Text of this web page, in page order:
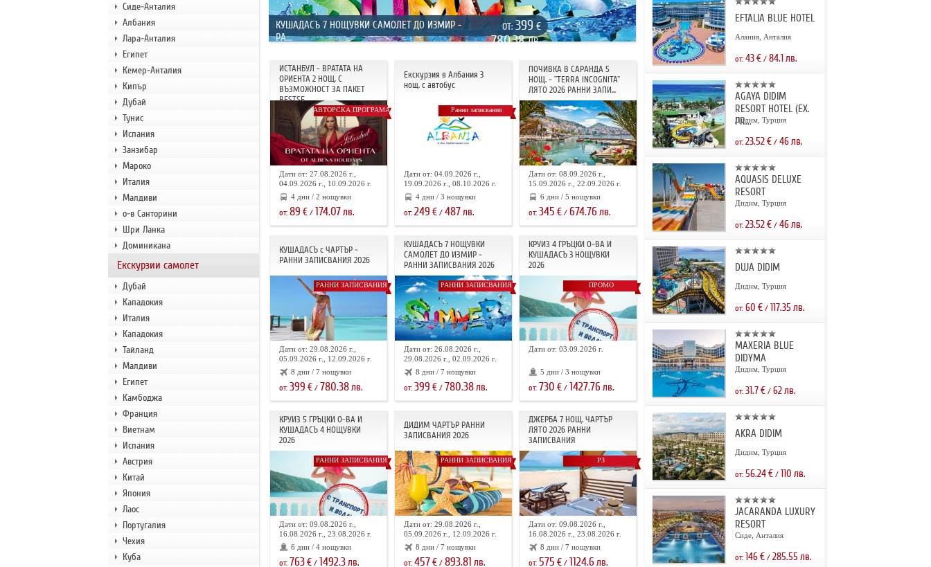
Сиде-Анталия
Албания
Лара-Анталия
Египет
Кемер-Анталия
Кипър
Дубай
Тунис
Испания
Занзибар
Мароко
Италия
Малдиви
о-в Санторини
Шри Ланка
Доминикана
Екскурзии самолет
Дубай
Кападокия
Италия
Кападокия
Тайланд
Малдиви
Египет
Камбоджа
Франция
Виетнам
Испания
Австрия
Китай
Япония
Лаос
Португалия
Чехия
Куба
КУШАДАСЪ 7 НОЩУВКИ САМОЛЕТ ДО ИЗМИР -
РА...
ОТ: 399 €
780.38 ЛВ.
ИСТАНБУЛ - ВРАТАТА НА
ОРИЕНТА 2 НОЩ. С
ВЪЗМОЖНОСТ ЗА ПАКЕТ
BESTSE...
АВТОРСКА ПРОГРАМА
Дати от: 27.08.2026 г.,
04.09.2026 г., 10.09.2026 г.
4 дни / 2 нощувки
от: 89 €/ 174.07лв.
Екскурзия в Албания 3
нощ. с автобус
Ранни записвания
Дати от: 04.09.2026 г.,
19.09.2026 г., 08.10.2026 г.
4 дни / 3 нощувки
от: 249 €/ 487лв.
ПОЧИВКА В САРАНДА 5
НОЩ. - "TERRA INCOGNITA"
ЛЯТО 2026 РАННИ ЗАПИ...
Дати от: 08.09.2026 г.,
15.09.2026 г., 22.09.2026 г.
6 дни / 5 нощувки
от: 345 €/ 674.76лв.
КУШАДАСЪ с ЧАРТЪР -
РАННИ ЗАПИСВАНИЯ 2026
РАННИ ЗАПИСВАНИЯ
Дати от: 29.08.2026 г.,
05.09.2026 г., 12.09.2026 г.
8 дни / 7 нощувки
от: 399 €/ 780.38лв.
КУШАДАСЪ 7 НОЩУВКИ
САМОЛЕТ ДО ИЗМИР -
РАННИ ЗАПИСВАНИЯ 2026
РАННИ ЗАПИСВАНИЯ
Дати от: 26.08.2026 г.,
29.08.2026 г., 02.09.2026 г.
8 дни / 7 нощувки
от: 399 €/ 780.38лв.
КРУИЗ 4 ГРЪЦКИ О-ВА И
КУШАДАСЪ 3 НОЩУВКИ
2026
ПРОМО
Дати от: 03.09.2026 г.
5 дни / 3 нощувки
от: 730 €/ 1427.76лв.
КРУИЗ 5 ГРЪЦКИ О-ВА И
КУШАДАСЪ 4 НОЩУВКИ
2026
РАННИ ЗАПИСВАНИЯ
Дати от: 09.08.2026 г.,
16.08.2026 г., 23.08.2026 г.
6 дни / 4 нощувки
от: 763€/ 1492.3лв.
ДИДИМ ЧАРТЪР РАННИ
ЗАПИСВАНИЯ 2026
РАННИ ЗАПИСВАНИЯ
Дати от: 29.08.2026 г.,
05.09.2026 г., 12.09.2026 г.
8 дни / 7 нощувки
от: 457€/ 893.81 лв.
ДЖЕРБА 7 НОЩ. ЧАРТЪР
ЛЯТО 2026 РАННИ
ЗАПИСВАНИЯ
РЗ
Дати от: 09.08.2026 г.,
16.08.2026 г., 23.08.2026 г.
8 дни / 7 нощувки
от: 575 €/ 1124.6лв.
EFTALIA BLUE HOTEL
Алания, Анталия
от: 43€/ 84.1лв.
AGAYA DIDIM
RESORT HOTEL (EX.
PR...
Дидим, Турция
от: 23.52€/ 46лв.
AQUASIS DELUXE
RESORT
Дидим, Турция
от: 23.52€/ 46лв.
DUJA DIDIM
Дидим, Турция
от: 60 €/ 117.35 лв.
MAXERIA BLUE
DIDYMA
Дидим, Турция
от: 31.7€/ 62лв.
AKRA DIDIM
Дидим, Турция
от: 56.24€/ 110 лв.
JACARANDA LUXURY
RESORT
Сиде, Анталия
от: 146€/ 285.55 лв.